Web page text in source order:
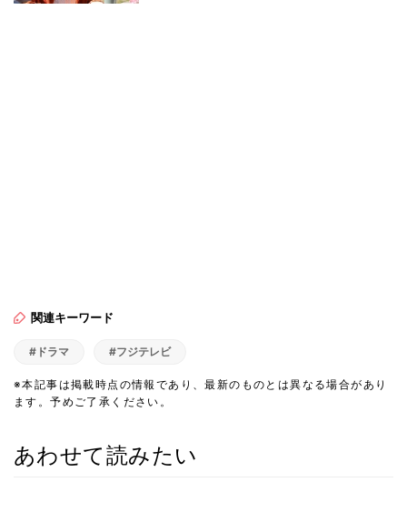
関連キーワード
#ドラマ #フジテレビ
※本記事は掲載時点の情報であり、最新のものとは異なる場合があり
ます。予めご了承ください。
あわせて読みたい